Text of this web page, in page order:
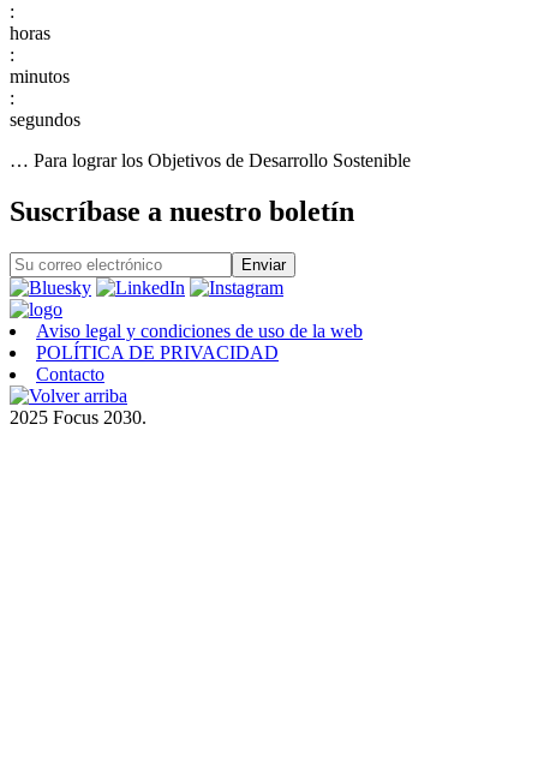
:
:
:
… Para lograr los Objetivos de Desarrollo Sostenible
Suscríbase a nuestro boletín
Aviso legal y condiciones de uso de la web
POLÍTICA DE PRIVACIDAD
Contacto
2025 Focus 2030.